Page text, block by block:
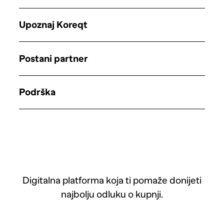
Digitalna platforma koja ti pomaže donijeti
najbolju odluku o kupnji.
Upoznaj Koreqt
Postani partner
Podrška